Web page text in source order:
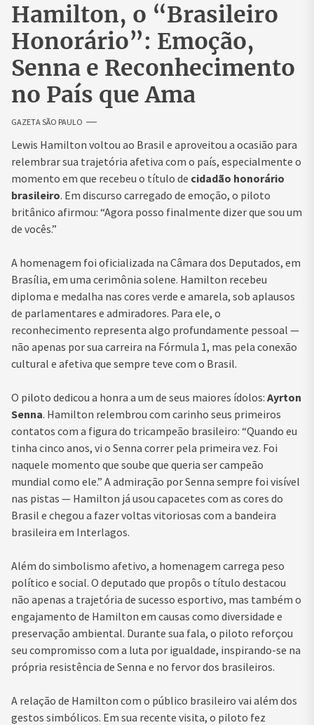
Hamilton, o “Brasileiro
Honorário”: Emoção,
Senna e Reconhecimento
no País que Ama
GAZETA SÃO PAULO
Lewis Hamilton voltou ao Brasil e aproveitou a ocasião para
relembrar sua trajetória afetiva com o país, especialmente o
momento em que recebeu o título de cidadão honorário
brasileiro. Em discurso carregado de emoção, o piloto
britânico afirmou: “Agora posso finalmente dizer que sou um
de vocês.”
A homenagem foi oficializada na Câmara dos Deputados, em
Brasília, em uma cerimônia solene. Hamilton recebeu
diploma e medalha nas cores verde e amarela, sob aplausos
de parlamentares e admiradores. Para ele, o
reconhecimento representa algo profundamente pessoal —
não apenas por sua carreira na Fórmula 1, mas pela conexão
cultural e afetiva que sempre teve com o Brasil.
O piloto dedicou a honra a um de seus maiores ídolos: Ayrton
Senna. Hamilton relembrou com carinho seus primeiros
contatos com a figura do tricampeão brasileiro: “Quando eu
tinha cinco anos, vi o Senna correr pela primeira vez. Foi
naquele momento que soube que queria ser campeão
mundial como ele.” A admiração por Senna sempre foi visível
nas pistas — Hamilton já usou capacetes com as cores do
Brasil e chegou a fazer voltas vitoriosas com a bandeira
brasileira em Interlagos.
Além do simbolismo afetivo, a homenagem carrega peso
político e social. O deputado que propôs o título destacou
não apenas a trajetória de sucesso esportivo, mas também o
engajamento de Hamilton em causas como diversidade e
preservação ambiental. Durante sua fala, o piloto reforçou
seu compromisso com a luta por igualdade, inspirando-se na
própria resistência de Senna e no fervor dos brasileiros.
A relação de Hamilton com o público brasileiro vai além dos
gestos simbólicos. Em sua recente visita, o piloto fez